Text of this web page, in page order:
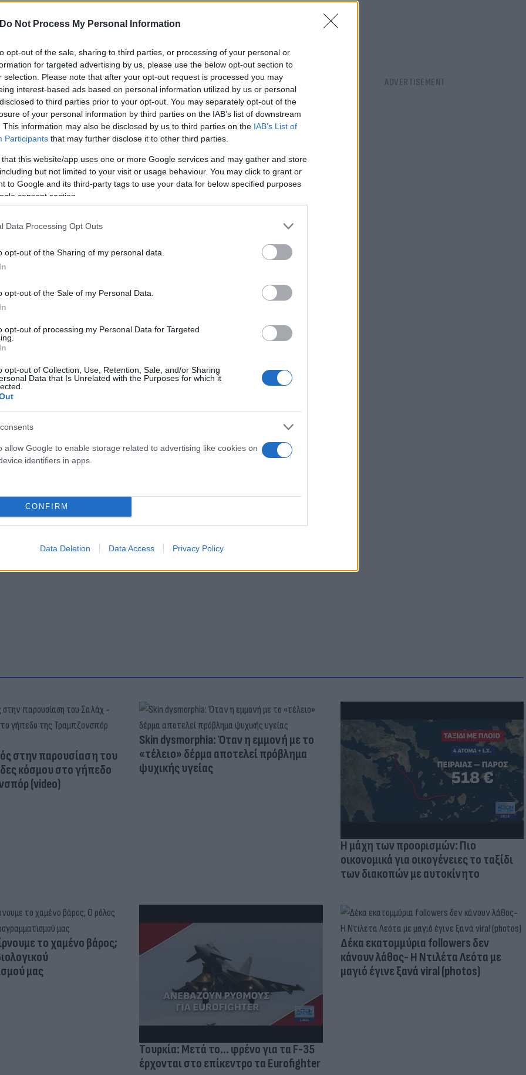
Do Not Process My Personal Information
opt-out of the sale, sharing to third parties, or processing of your personal or
for targeted advertising by us, please use the below opt-out section to
selection. Please note that after your opt-out request is processed you may
interest-based ads based on personal information utilized by us or personal
to third parties prior to your opt-out. You may separately opt-out of the
of your personal information by third parties on the IAB’s list of downstream
This information may also be disclosed by us to third parties on the IAB’s List of
Participants that may further disclose it to other third parties.
that this website/app uses one or more Google services and may gather and store
but not limited to your visit or usage behaviour. You may click to grant or
to Google and its third-party tags to use your data for below specified purposes
consent section.
Data Processing Opt Outs
opt-out of the Sharing of my personal data.
opt-out of the Sale of my Personal Data.
opt-out of processing my Personal Data for Targeted
opt-out of Collection, Use, Retention, Sale, and/or Sharing
Data that Is Unrelated with the Purposes for which it
allow Google to enable storage related to advertising like cookies on
identifiers in apps.
CONFIRM
Data Deletion Data Access Privacy Policy
συμβουλίου, Πέμπτη και Παρασκευή 24 και 25
και κρίσιμες αποφάσεις για το προσφυγικό μεταξύ
να δώσει η κυβέρνηση για την απορρόφηση των
πρόγραμμα του εμβολιασμού και την πεσμένη (και
ένα δύσκολο ειδησεογραφικό κοκτέιλ που σίγουρα δεν
σταθμούς αλλά και τα ειδησεογραφικά site αυτές τις
Γλυκά Νερά. Μέχρι τα μπάνια του λαού θα το πάμε σχοινί
στην παρουσίαση του
κόσμου στο γήπεδο
(video)
Skin dysmorphia: Όταν η εμμονή με το
«τέλειο» δέρμα αποτελεί πρόβλημα
ψυχικής υγείας
Η μάχη των προορισμών: Πιο
οικονομικά για οικογένειες το ταξίδι
των διακοπών με αυτοκίνητο
το χαμένο βάρος;
μας
Τουρκία: Μετά το... φρένο για τα F-35
έρχονται στο επίκεντρο τα Eurofighter
Δέκα εκατομμύρια followers δεν
κάνουν λάθος- Η Ντιλέτα Λεότα με
μαγιό έγινε ξανά viral (photos)